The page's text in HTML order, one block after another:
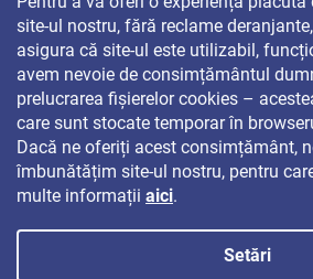
site-ul nostru, fără reclame
asigura că site-ul este utilizabil,
avem nevoie de consimțământul
prelucrarea fișierelor cookies –
care sunt stocate temporar în
Dacă ne oferiți acest consimțământ,
îmbunătățim site-ul nostru, pentru
multe informații aici.
Setări
Pentru promoții, concursuri și reduceri,
Drepturi de autor 2026